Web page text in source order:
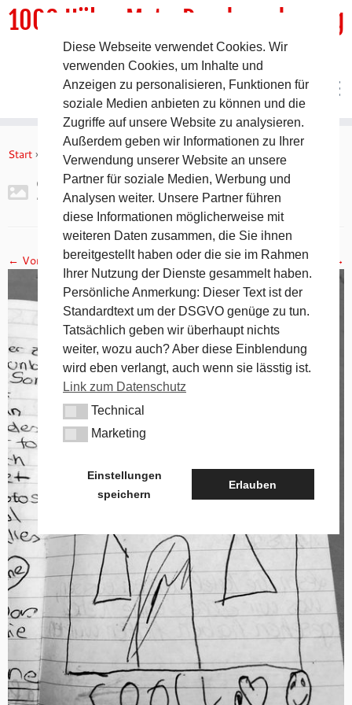
Inhalt
1000 HöhenMeterRundwanderweg
DER Rundwanderweg um Pommelsbrunn
Start » Gipfelbuch Ruine Lichtenstein » 2017-11-05 19.11.29
2017-11-05 19.11.29
← Vorheriges Nächstes →
Diese Webseite verwendet Cookies. Wir
verwenden Cookies, um Inhalte und
Anzeigen zu personalisieren, Funktionen für
soziale Medien anbieten zu können und die
Zugriffe auf unsere Website zu analysieren.
Außerdem geben wir Informationen zu Ihrer
Verwendung unserer Website an unsere
Partner für soziale Medien, Werbung und
Analysen weiter. Unsere Partner führen
diese Informationen möglicherweise mit
weiteren Daten zusammen, die Sie ihnen
bereitgestellt haben oder die sie im Rahmen
Ihrer Nutzung der Dienste gesammelt haben.
Persönliche Anmerkung: Dieser Text ist der
Standardtext um der DSGVO genüge zu tun.
Tatsächlich geben wir überhaupt nichts
weiter, wozu auch? Aber diese Einblendung
wird eben verlangt, auch wenn sie lässtig ist.
Link zum Datenschutz
TechnicalTechnical
MarketingMarketing
Einstellungen
speichern
Erlauben